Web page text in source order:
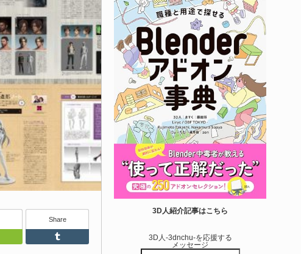
Unreal Engine アセット
Directive Utilities | ブループリントライブラリ
やエディタス...
2026-08-03
Unreal Directiveによる「Directive Utilities」はブループリントライ
ブラリやエディタスクリプト API の機能不足を補うオープンソー
スの Unreal Engine プラグインです。FabとGithub上で無料公開さ
れています！
続きを読む
Unity 本
わせて作れる | ktk.kum...
2026-08-03
Feedly
Share
3D人紹介記事はこちら
3D人-3dnchu-を応援する
メッセージ